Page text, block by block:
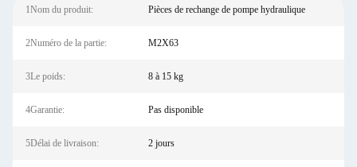
1Nom du produit: Pièces de rechange de pompe hydraulique
2Numéro de la partie: M2X63
3Le poids: 8 à 15 kg
4Garantie: Pas disponible
5Délai de livraison: 2 jours